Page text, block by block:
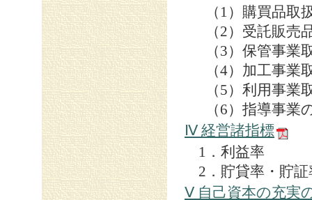
（1）購買品取
（2）受託販売
（3）保管事業
（4）加工事業
（5）利用事業
（6）指導事業
Ⅳ 経営諸指標
1．利益率
2．貯貸率・貯証
Ⅴ 自己資本の充実